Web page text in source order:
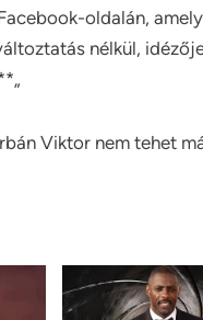
oldalán,
nélkül,
Viktor nem tehet